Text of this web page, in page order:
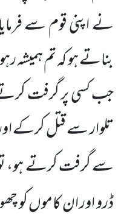
نے اپنی قوم سے
بناتے ہو کہ تم ہمیشہ
جب کسی پر گرفت
تلوار سے قتل کرکے
سے گرفت کرتے ہو،
ڈرو اور ان کاموںکو